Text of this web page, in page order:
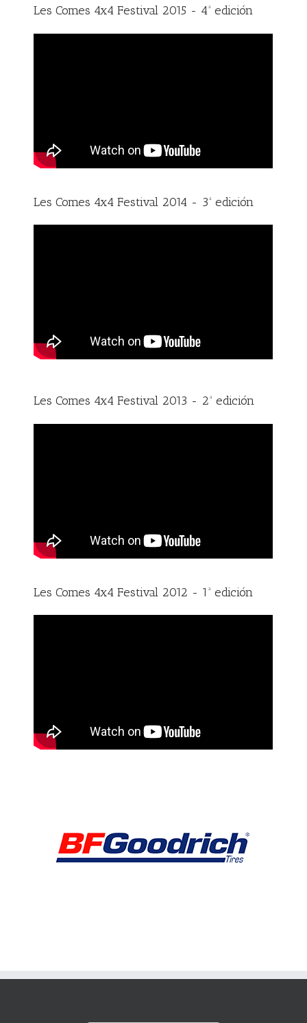
Les Comes 4x4 Festival 2015 - 4ª edición
Les Comes 4x4 Festival 2014 - 3ª edición
Les Comes 4x4 Festival 2013 - 2ª edición
Les Comes 4x4 Festival 2012 - 1ª edición